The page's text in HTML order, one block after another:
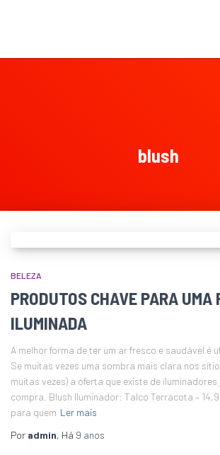
blush
BELEZA
PRODUTOS CHAVE PARA UMA
ILUMINADA
A melhor forma de ter um ar fresco e saudável é
Se muitas vezes uma sombra mais clara nos
muitas vezes) a oferta que existe de
compra. Blush Iluminador: Talco Terracota –
para quem Ler mais
Por admin, Há 9 anos